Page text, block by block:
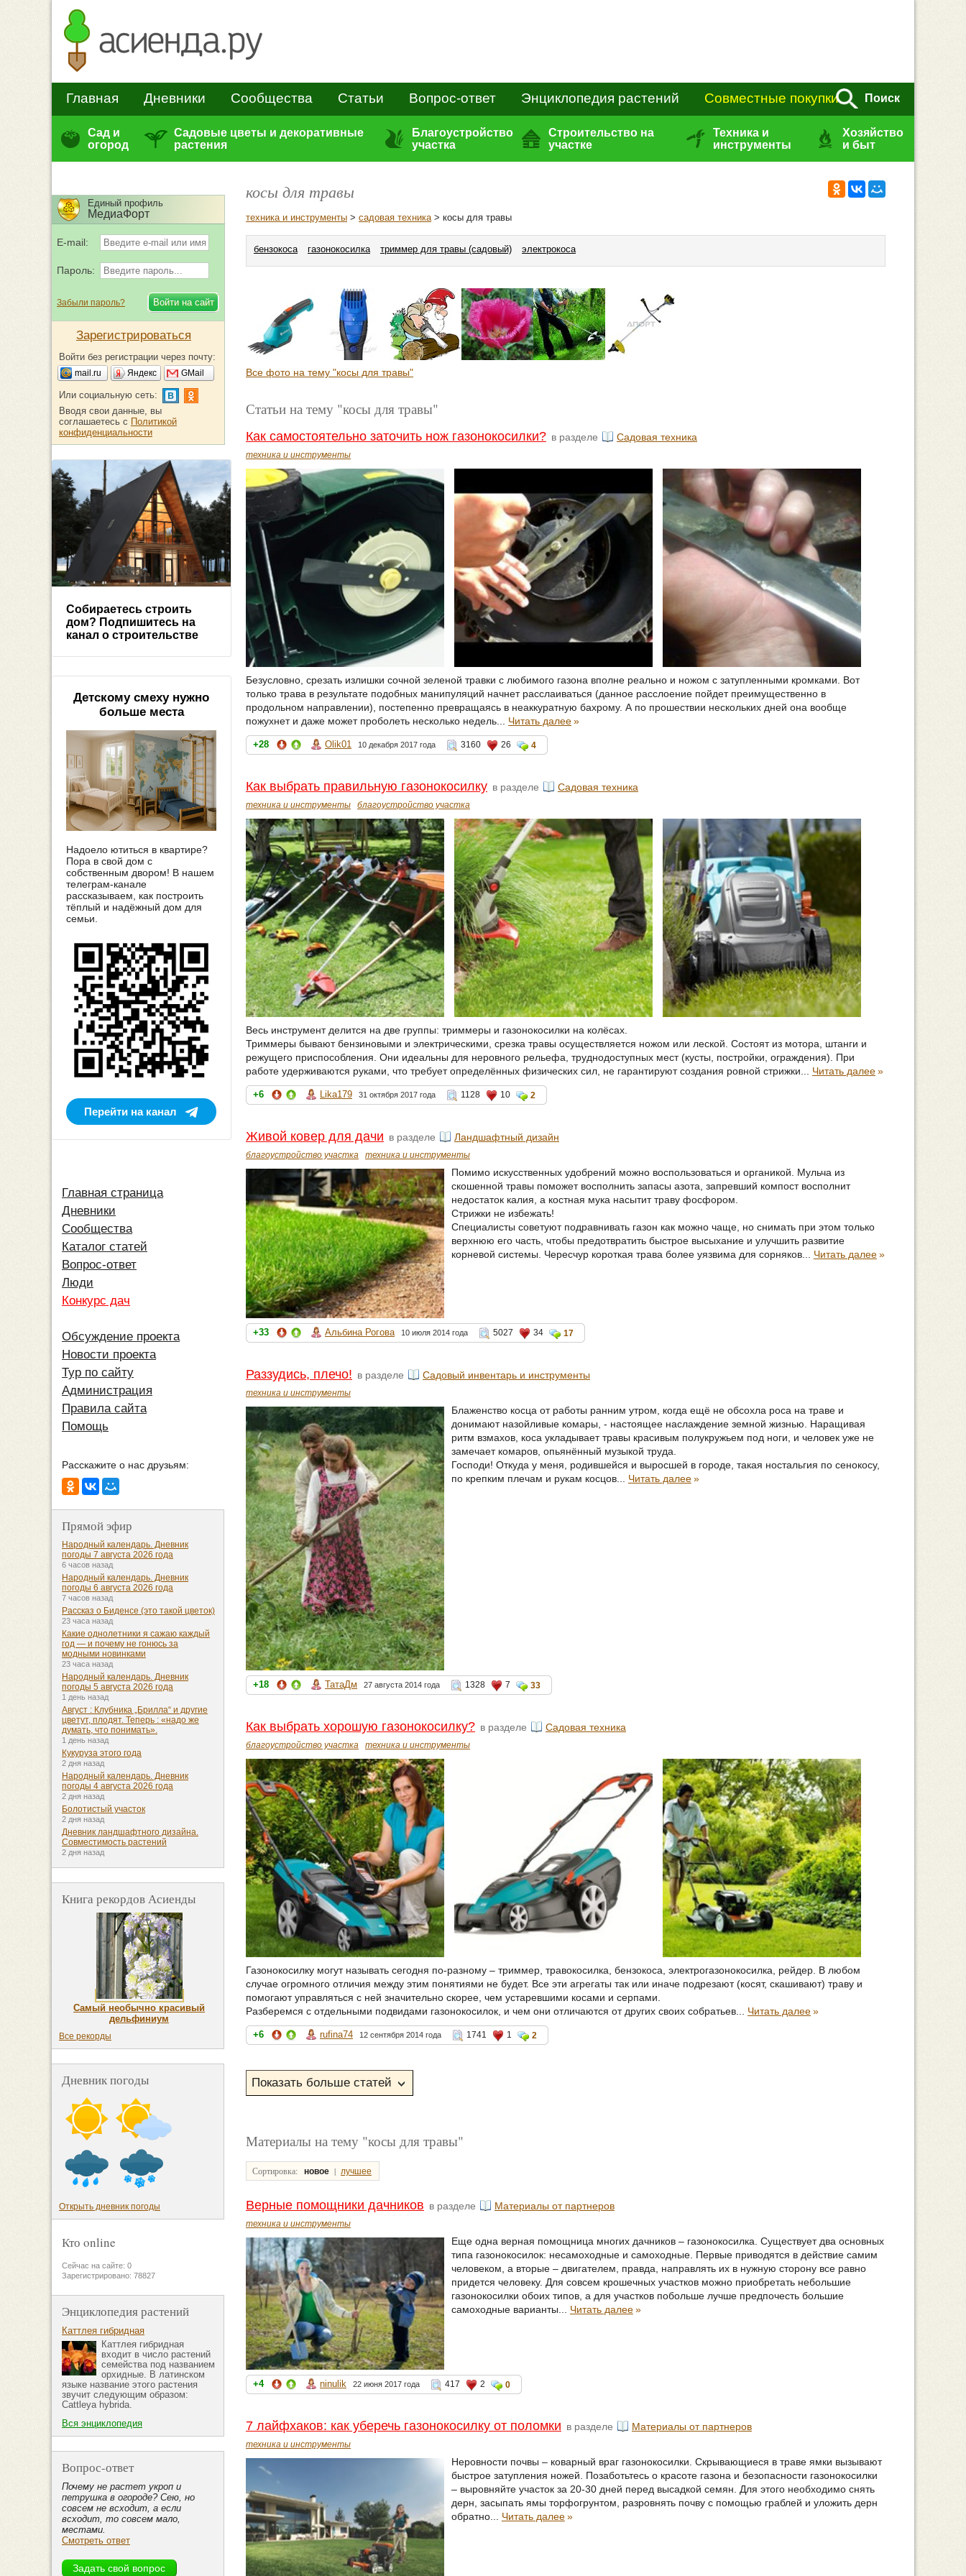
Главная Дневники Сообщества Статьи Вопрос-ответ Энциклопедия растений Совместные покупки Поиск
Сад и
огород
Садовые цветы и декоративные
растения
Благоустройство
участка
Строительство на
участке
Техника и
инструменты
Хозяйство
и быт
косы для травы
техника и инструменты > садовая техника> косы для травы
бензокоса газонокосилка триммер для травы (садовый) электрокоса
Все фото на тему "косы для травы"
Статьи на тему "косы для травы"
Как самостоятельно заточить нож газонокосилки? в разделе Садовая техника
техника и инструменты
Безусловно, срезать излишки сочной зеленой травки с любимого газона вполне реально и ножом с затупленными кромками. Вот
только трава в результате подобных манипуляций начнет расслаиваться (данное расслоение пойдет преимущественно в
продольном направлении), постепенно превращаясь в неаккуратную бахрому. А по прошествии нескольких дней она вообще
пожухнет и даже может проболеть несколько недель... Читать далее»
+28 Olik01 10 декабря 2017 года 3160 26 4
Как выбрать правильную газонокосилку в разделе Садовая техника
техника и инструменты благоустройство участка
Весь инструмент делится на две группы: триммеры и газонокосилки на колёсах.
Триммеры бывают бензиновыми и электрическими, срезка травы осуществляется ножом или леской. Состоят из мотора, штанги и
режущего приспособления. Они идеальны для неровного рельефа, труднодоступных мест (кусты, постройки, ограждения). При
работе удерживаются руками, что требует определённых физических сил, не гарантируют создания ровной стрижки... Читать далее»
+6 Lika179 31 октября 2017 года 1128 10 2
Живой ковер для дачи в разделе Ландшафтный дизайн
благоустройство участка техника и инструменты
Помимо искусственных удобрений можно воспользоваться и органикой. Мульча из
скошенной травы поможет восполнить запасы азота, запревший компост восполнит
недостаток калия, а костная мука насытит траву фосфором.
Стрижки не избежать!
Специалисты советуют подравнивать газон как можно чаще, но снимать при этом только
верхнюю его часть, чтобы предотвратить быстрое высыхание и улучшить развитие
корневой системы. Чересчур короткая трава более уязвима для сорняков... Читать далее»
+33 Альбина Рогова 10 июля 2014 года 5027 34 17
Раззудись, плечо! в разделе Садовый инвентарь и инструменты
техника и инструменты
Блаженство косца от работы ранним утром, когда ещё не обсохла роса на траве и
донимают назойливые комары, - настоящее наслаждение земной жизнью. Наращивая
ритм взмахов, коса укладывает травы красивым полукружьем под ноги, и человек уже не
замечает комаров, опьянённый музыкой труда.
Господи! Откуда у меня, родившейся и выросшей в городе, такая ностальгия по сенокосу,
по крепким плечам и рукам косцов... Читать далее»
+18 ТатаДм 27 августа 2014 года 1328 7 33
Как выбрать хорошую газонокосилку? в разделе Садовая техника
благоустройство участка техника и инструменты
Газонокосилку могут называть сегодня по-разному – триммер, травокосилка, бензокоса, электрогазонокосилка, рейдер. В любом
случае огромного отличия между этим понятиями не будет. Все эти агрегаты так или иначе подрезают (косят, скашивают) траву и
помогают управляться с ней значительно скорее, чем устаревшими косами и серпами.
Разберемся с отдельными подвидами газонокосилок, и чем они отличаются от других своих собратьев... Читать далее»
+6 rufina74 12 сентября 2014 года 1741 1 2
Материалы на тему "косы для травы"
Сортировка: новое | лучшее
Верные помощники дачников в разделе Материалы от партнеров
техника и инструменты
Еще одна верная помощница многих дачников – газонокосилка. Существует два основных
типа газонокосилок: несамоходные и самоходные. Первые приводятся в действие самим
человеком, а вторые – двигателем, правда, направлять их в нужную сторону все равно
придется человеку. Для совсем крошечных участков можно приобретать небольшие
газонокосилки обоих типов, а для участков побольше лучше предпочесть большие
самоходные варианты... Читать далее»
+4 ninulik 22 июня 2017 года 417 2 0
7 лайфхаков: как уберечь газонокосилку от поломки в разделе Материалы от партнеров
техника и инструменты
Неровности почвы – коварный враг газонокосилки. Скрывающиеся в траве ямки вызывают
быстрое затупления ножей. Позаботьтесь о красоте газона и безопасности газонокосилки
– выровняйте участок за 20-30 дней перед высадкой семян. Для этого необходимо снять
дерн, засыпать ямы торфогрунтом, разровнять почву с помощью граблей и уложить дерн
обратно... Читать далее»
Единый профиль
МедиаФорт
E-mail:
Пароль:
Забыли пароль?
Зарегистрироваться
Войти без регистрации через почту:
mail.ru Яндекс GMail
Или социальную сеть:
Вводя свои данные, вы
соглашаетесь с Политикой
конфиденциальности
Собираетесь строить
дом? Подпишитесь на
канал о строительстве
Детскому смеху нужно
больше места
Надоело ютиться в квартире?
Пора в свой дом с
собственным двором! В нашем
телеграм-канале
рассказываем, как построить
тёплый и надёжный дом для
семьи.
Перейти на канал
Главная страница
Дневники
Сообщества
Каталог статей
Вопрос-ответ
Люди
Конкурс дач
Обсуждение проекта
Новости проекта
Тур по сайту
Администрация
Правила сайта
Помощь
Расскажите о нас друзьям:
Прямой эфир
Народный календарь. Дневник
погоды 7 августа 2026 года
6 часов назад
Народный календарь. Дневник
погоды 6 августа 2026 года
7 часов назад
Рассказ о Биденсе (это такой цветок)
23 часа назад
Какие однолетники я сажаю каждый
год — и почему не гонюсь за
модными новинками
23 часа назад
Народный календарь. Дневник
погоды 5 августа 2026 года
1 день назад
Август : Клубника „Брилла“ и другие
цветут, плодят. Теперь : «надо же
думать, что понимать».
1 день назад
Кукуруза этого года
2 дня назад
Народный календарь. Дневник
погоды 4 августа 2026 года
2 дня назад
Болотистый участок
2 дня назад
Дневник ландшафтного дизайна.
Совместимость растений
2 дня назад
Книга рекордов Асиенды
Самый необычно красивый
дельфиниум
Все рекорды
Дневник погоды
Открыть дневник погоды
Кто online
Сейчас на сайте: 0
Зарегистрировано: 78827
Энциклопедия растений
Каттлея гибридная
Каттлея гибридная
входит в число растений
семейства под названием
орхидные. В латинском
языке название этого растения
звучит следующим образом:
Cattleya hybrida.
Вся энциклопедия
Вопрос-ответ
Почему не растет укроп и
петрушка в огороде? Сею, но
совсем не всходит, а если
всходит, то совсем мало,
местами.
Смотреть ответ